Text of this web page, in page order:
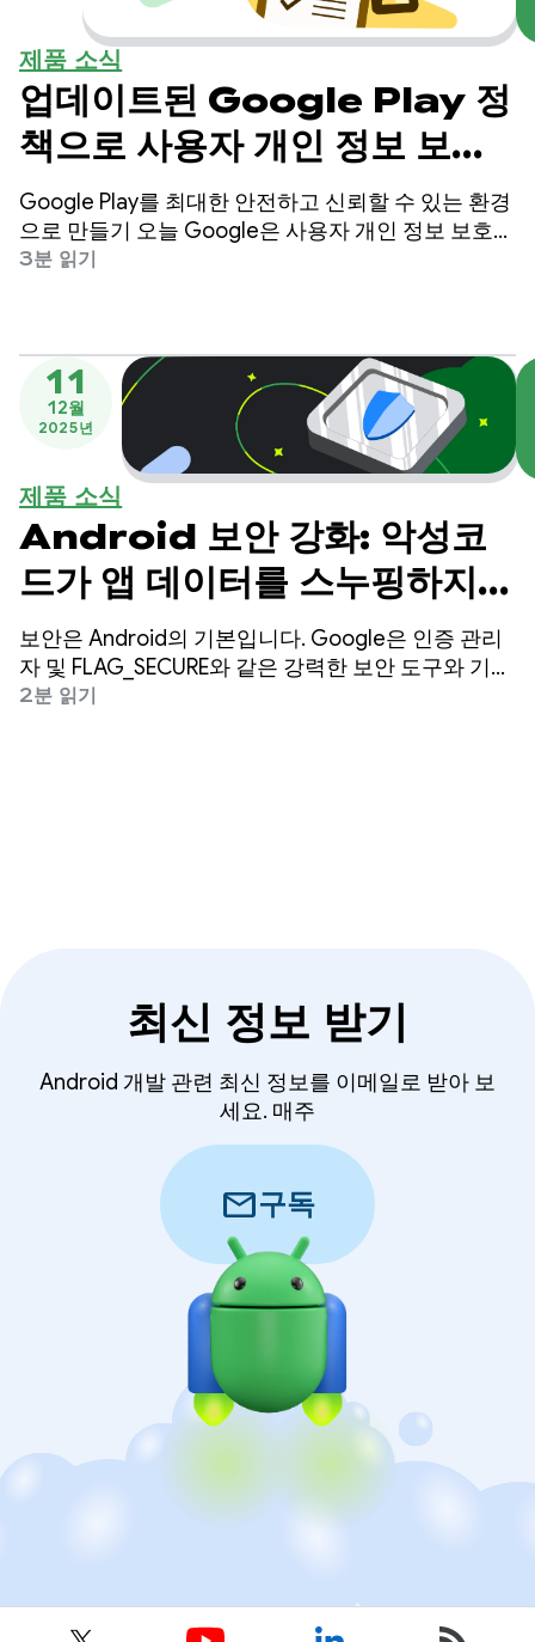
제품 소식
업데이트된 Google Play 정
책으로 사용자 개인 정보 보호
및 비즈니스 보호 강화
Google Play를 최대한 안전하고 신뢰할 수 있는 환경
으로 만들기 오늘 Google은 사용자 개인 정보 보호를
강화하고 사기로부터 비즈니스를 보호하기 위해 새로
3분 읽기
11
12월
2025년
제품 소식
Android 보안 강화: 악성코
드가 앱 데이터를 스누핑하지
못하도록 차단
보안은 Android의 기본입니다. Google은 인증 관리
자 및 FLAG_SECURE와 같은 강력한 보안 도구와 기능
을 제공하여 플랫폼을 안전하게 유지하고 사용자 데
2분 읽기
최신 정보 받기
Android 개발 관련 최신 정보를 이메일로 받아 보
세요. 매주
mail구독